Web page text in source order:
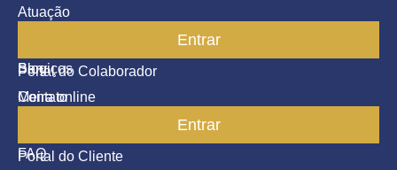
Atuação
Blog
Contato
Portal do Colaborador
Entrar
Serviços
Meira online
FAQ
Portal do Cliente
Entrar